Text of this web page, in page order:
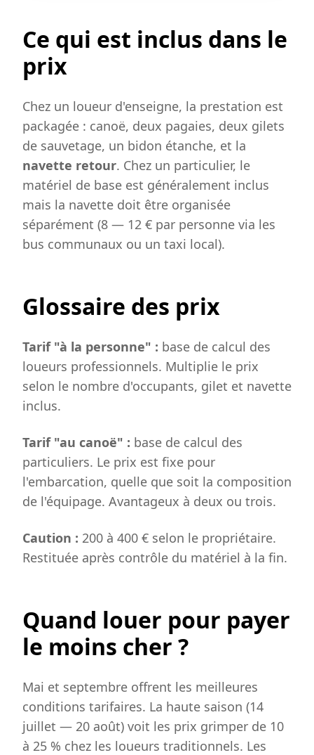
Ce qui est inclus dans le
prix
Chez un loueur d'enseigne, la prestation est
packagée : canoë, deux pagaies, deux gilets
de sauvetage, un bidon étanche, et la
navette retour. Chez un particulier, le
matériel de base est généralement inclus
mais la navette doit être organisée
séparément (8 — 12 € par personne via les
bus communaux ou un taxi local).
Glossaire des prix
Tarif "à la personne" : base de calcul des
loueurs professionnels. Multiplie le prix
selon le nombre d'occupants, gilet et navette
inclus.
Tarif "au canoë" : base de calcul des
particuliers. Le prix est fixe pour
l'embarcation, quelle que soit la composition
de l'équipage. Avantageux à deux ou trois.
Caution : 200 à 400 € selon le propriétaire.
Restituée après contrôle du matériel à la fin.
Quand louer pour payer
le moins cher ?
Mai et septembre offrent les meilleures
conditions tarifaires. La haute saison (14
juillet — 20 août) voit les prix grimper de 10
à 25 % chez les loueurs traditionnels. Les